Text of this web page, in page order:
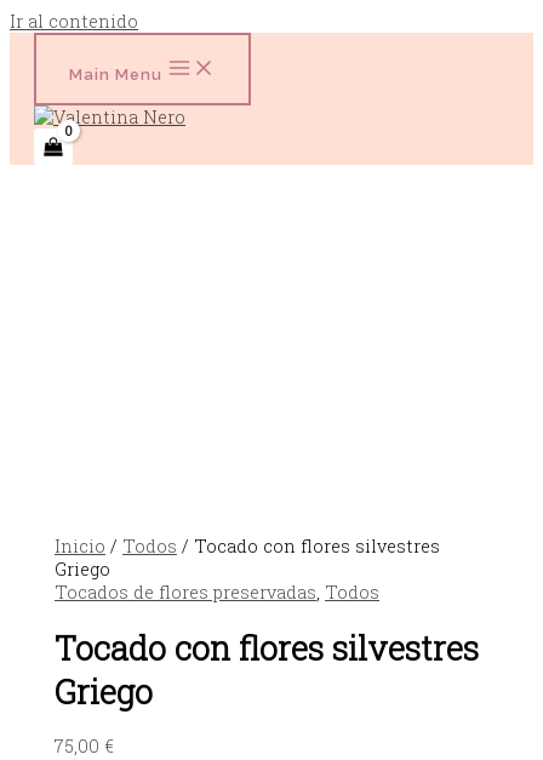
Ir al contenido
Main Menu
Inicio / Todos / Tocado con flores silvestres
Griego
Tocados de flores preservadas Todos
Tocado con flores silvestres
Griego
75,00 €